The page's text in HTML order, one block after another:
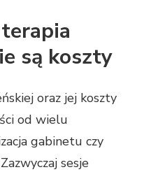
są koszty
oraz jej koszty
od wielu
gabinetu czy
sesje